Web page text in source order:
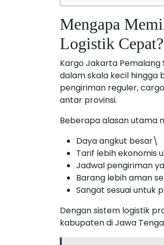
Mengapa
Logistik Cepat?
Kargo Jakarta Pemalang
dalam skala kecil hingga
pengiriman reguler,
antar provinsi.
Beberapa alasan utama
Daya angkut besar\
Tarif lebih ekonomis
Jadwal pengiriman
Barang lebih aman
Sangat sesuai untuk
Dengan sistem logistik
kabupaten di Jawa